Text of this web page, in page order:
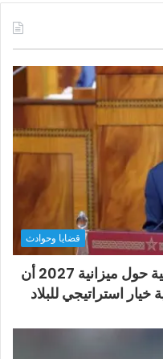
قضايا وحوادث
أخنوش يؤكد في المذكرة التوجيهية حول ميزانية 2027 أن
خيار استراتيجي للبلاد